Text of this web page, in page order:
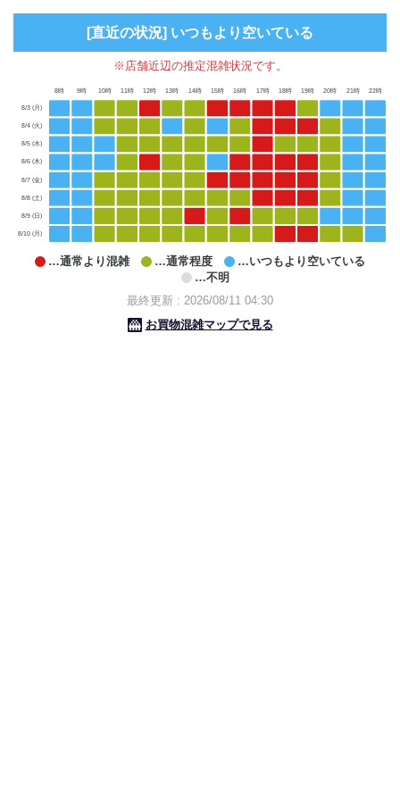
[直近の状況] いつもより空いている
※店舗近辺の推定混雑状況です。
…通常より混雑 …通常程度
…いつもより空いている
…不明
8時 9時 10時 11時 12時 13時 14時 15時 16時 17時 18時 19時 20時 21時 22時
8/3 (月)
8/4 (火)
8/5 (水)
8/6 (木)
8/7 (金)
8/8 (土)
8/9 (日)
8/10 (月)
最終更新 : 2026/08/11 04:30
お買物混雑マップで見る